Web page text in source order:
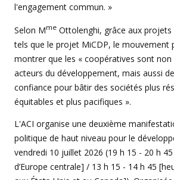
l'engagement commun. »
Selon Mme Ottolenghi, grâce aux
tels que le projet MiCDP, le mouvement
montrer que les « coopératives sont non
acteurs du développement, mais aussi
confiance pour bâtir des sociétés plus
équitables et plus pacifiques ».
L'ACI organise une deuxième
politique de haut niveau pour le
vendredi 10 juillet 2026 (19 h 15 - 20 h 45
d’Europe centrale] / 13 h 15 - 14 h 45